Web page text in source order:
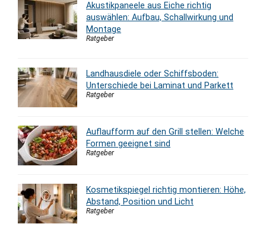
Akustikpaneele aus Eiche richtig
auswählen: Aufbau, Schallwirkung und
Montage
Ratgeber
Landhausdiele oder Schiffsboden:
Unterschiede bei Laminat und Parkett
Ratgeber
Auflaufform auf den Grill stellen: Welche
Formen geeignet sind
Ratgeber
Kosmetikspiegel richtig montieren: Höhe,
Abstand, Position und Licht
Ratgeber